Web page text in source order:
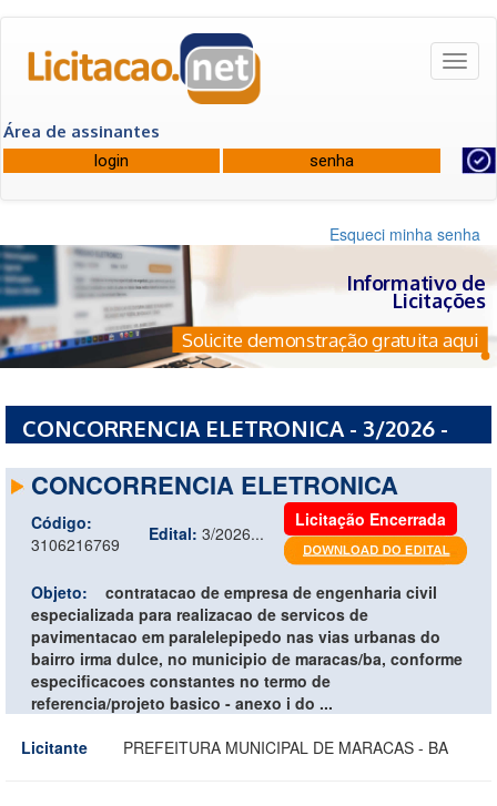
Área de assinantes
Esqueci minha senha
Informativo de
Licitações
Solicite demonstração gratuita aqui
CONCORRENCIA ELETRONICA - 3/2026 -
CONCORRENCIA ELETRONICA
Código:
3106216769
Edital: 3/2026...
Licitação Encerrada
Objeto:
contratacao de empresa de engenharia civil
especializada para realizacao de servicos de
pavimentacao em paralelepipedo nas vias urbanas do
bairro irma dulce, no municipio de maracas/ba, conforme
especificacoes constantes no termo de
referencia/projeto basico - anexo i do ...
Licitante
PREFEITURA MUNICIPAL DE MARACAS - BA